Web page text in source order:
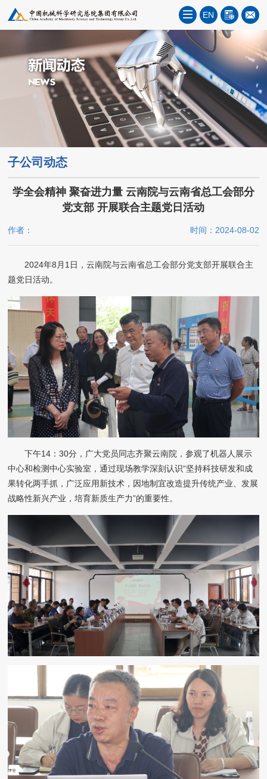
EN
子公司动态
学全会精神 聚奋进力量 云南院与云南省总工会部分
党支部 开展联合主题党日活动
作者： 时间：2024-08-02
2024年8月1日，云南院与云南省总工会部分党支部开展联合主
题党日活动。
下午14：30分，广大党员同志齐聚云南院，参观了机器人展示
中心和检测中心实验室，通过现场教学深刻认识“坚持科技研发和成
果转化两手抓，广泛应用新技术，因地制宜改造提升传统产业、发展
战略性新兴产业，培育新质生产力”的重要性。